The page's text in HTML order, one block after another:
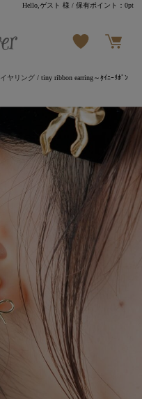
Hello,ゲスト 様 / 保有ポイント：0pt
イヤリング/ tiny ribbon earring～ﾀｲﾆｰﾘﾎﾞﾝ